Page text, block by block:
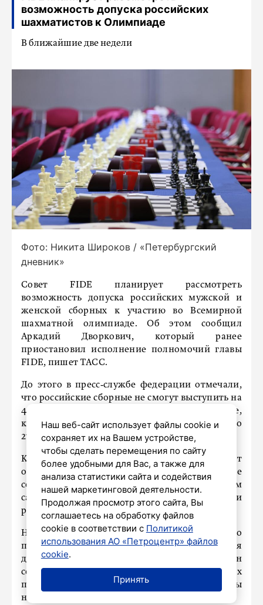
возможность допуска российских
шахматистов к Олимпиаде
В ближайшие две недели
Фото: Никита Широков / «Петербургский
дневник»
Совет FIDE планирует рассмотреть
возможность допуска российских мужской и
женской сборных к участию во Всемирной
шахматной олимпиаде. Об этом сообщил
Аркадий Дворкович, который ранее
приостановил исполнение полномочий главы
FIDЕ, пишет ТАСС.
До этого в пресс‑службе федерации отмечали,
что российские сборные не смогут выступить на
46‑й Всемирной шахматной олимпиаде,
которая пройдет в Самарканде с 16 по
27 сентября.
Как пояснил Дворкович, вопрос о допуске будет
обсуждаться на заседании совета FIDE, которое
состоится в ближайшие две недели. При этом
сам он больше не участвует в принятии
решений.
Напомним, Аркадий Дворкович добровольно
приостановил полномочия главы FIDE на время
действия санкций Евросоюза. Кроме того, он
сообщил, что не будет участвовать в выборах
президента организации, они запланированы
на 26-27 сентября в Самарканде.
Наш веб-сайт использует файлы cookie и
сохраняет их на Вашем устройстве,
чтобы сделать перемещения по сайту
более удобными для Вас, а также для
анализа статистики сайта и содействия
нашей маркетинговой деятельности.
Продолжая просмотр этого сайта, Вы
соглашаетесь на обработку файлов
cookie в соответствии с Политикой
использования АО «Петроцентр» файлов
cookie.
Принять